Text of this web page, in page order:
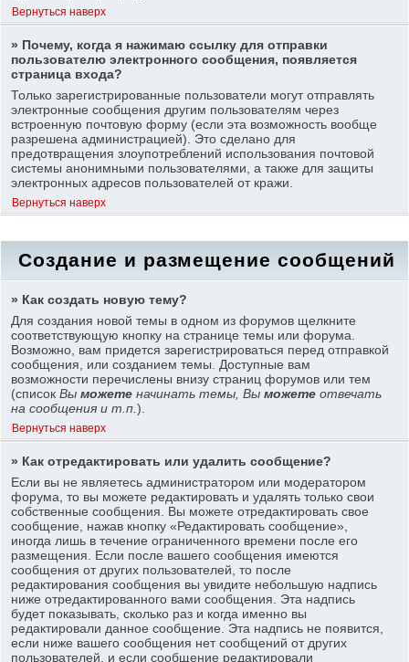
Вернуться наверх
» Почему, когда я нажимаю ссылку для отправки
пользователю электронного сообщения, появляется
страница входа?
Только зарегистрированные пользователи могут отправлять
электронные сообщения другим пользователям через
встроенную почтовую форму (если эта возможность вообще
разрешена администрацией). Это сделано для
предотвращения злоупотреблений использования почтовой
системы анонимными пользователями, а также для защиты
электронных адресов пользователей от кражи.
Вернуться наверх
Создание и размещение сообщений
» Как создать новую тему?
Для создания новой темы в одном из форумов щелкните
соответствующую кнопку на странице темы или форума.
Возможно, вам придется зарегистрироваться перед отправкой
сообщения, или созданием темы. Доступные вам
возможности перечислены внизу страниц форумов или тем
(списокВыможете начинать темы, Выможете отвечать
на сообщения и т.п.).
Вернуться наверх
» Как отредактировать или удалить сообщение?
Если вы не являетесь администратором или модератором
форума, то вы можете редактировать и удалять только свои
собственные сообщения. Вы можете отредактировать свое
сообщение, нажав кнопку «Редактировать сообщение»,
иногда лишь в течение ограниченного времени после его
размещения. Если после вашего сообщения имеются
сообщения от других пользователей, то после
редактирования сообщения вы увидите небольшую надпись
ниже отредактированного вами сообщения. Эта надпись
будет показывать, сколько раз и когда именно вы
редактировали данное сообщение. Эта надпись не появится,
если ниже вашего сообщения нет сообщений от других
пользователей, и если сообщение редактировали